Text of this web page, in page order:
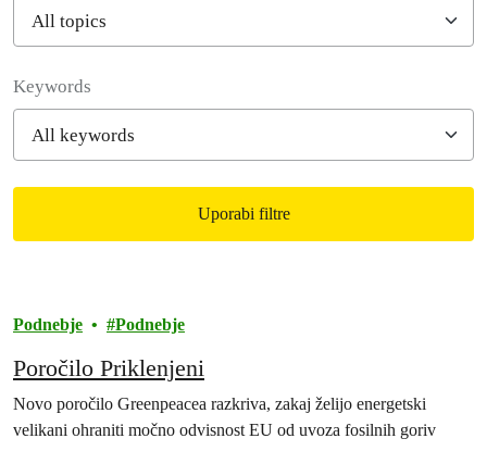
Keywords
Uporabi filtre
Podnebje Podnebje
Poročilo Priklenjeni
Novo poročilo Greenpeacea razkriva, zakaj želijo energetski
velikani ohraniti močno odvisnost EU od uvoza fosilnih goriv